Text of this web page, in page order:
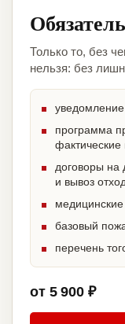
Только то, без
нельзя: без
программа
договоры на
и вывоз
базовый
перечень
от 5 900 ₽